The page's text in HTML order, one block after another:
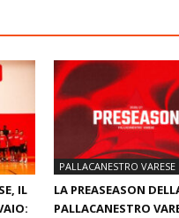
IL
PALLACANESTRO VARESE
LA PREASEASON
PALLACANESTRO